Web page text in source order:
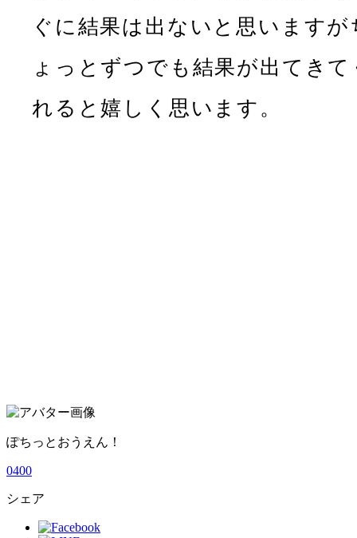
ぐに結果は出ないと思いますが
ょっとずつでも結果が出てきて
れると嬉しく思います。
ぽちっとおうえん！
0400
シェア